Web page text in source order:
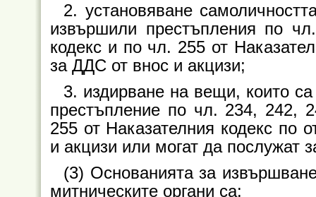
2. установяване
извършили престъпления по
кодекс и по чл. 255 от
за ДДС от внос и акцизи;
3. издирване на вещи, които
престъпление по чл. 234, 242,
255 от Наказателния кодекс по
и акцизи или могат да послужат
(3) Основанията за
митническите органи са: